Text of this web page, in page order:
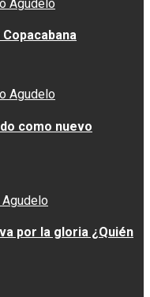
Agudelo
Agudelo
como nuevo
por la gloria ¿Quién